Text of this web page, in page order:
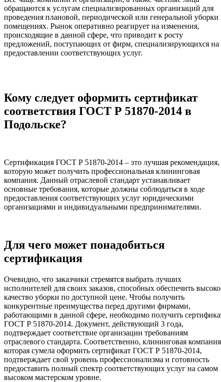
обращаются к услугам специализированных организаций для
проведения плановой, периодической или генеральной уборки
помещениях. Рынок оперативно реагирует на изменения,
происходящие в данной сфере, что приводит к росту
предложений, поступающих от фирм, специализирующихся на
предоставлении соответствующих услуг.
Кому следует оформить сертификат
соответствия ГОСТ Р 51870-2014 в
Подольске?
Сертификация ГОСТ Р 51870-2014 – это лучшая рекомендация,
которую может получить профессиональная клининговая
компания. Данный отраслевой стандарт устанавливает
основные требования, которые должны соблюдаться в ходе
предоставления соответствующих услуг юридическими
организациями и индивидуальными предпринимателями.
Для чего может понадобиться
сертификация
Очевидно, что заказчики стремятся выбрать лучших
исполнителей для своих заказов, способных обеспечить
качество уборки по доступной цене. Чтобы получить
конкурентные преимущества перед другими фирмами,
работающими в данной сфере, необходимо получить
ГОСТ Р 51870-2014. Документ, действующий 3 года,
подтверждает соответствие организации требованиям
отраслевого стандарта. Соответственно, клининговая
которая сумела оформить сертификат ГОСТ Р 51870-2014,
подтверждает свой уровень профессионализма и готовность
предоставить полный спектр соответствующих услуг на самом
высоком мастерском уровне.